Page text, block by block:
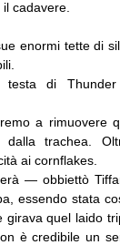
cadavere.
enormi tette di
testa di
a rimuovere
dalla trachea.
ai cornflakes.
— obbiettò
essendo stata
girava quel laido
è credibile un